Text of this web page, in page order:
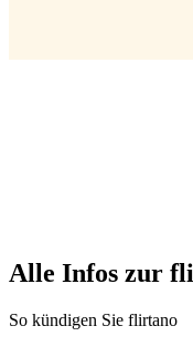
Alle Infos zur
So kündigen Sie flirtano